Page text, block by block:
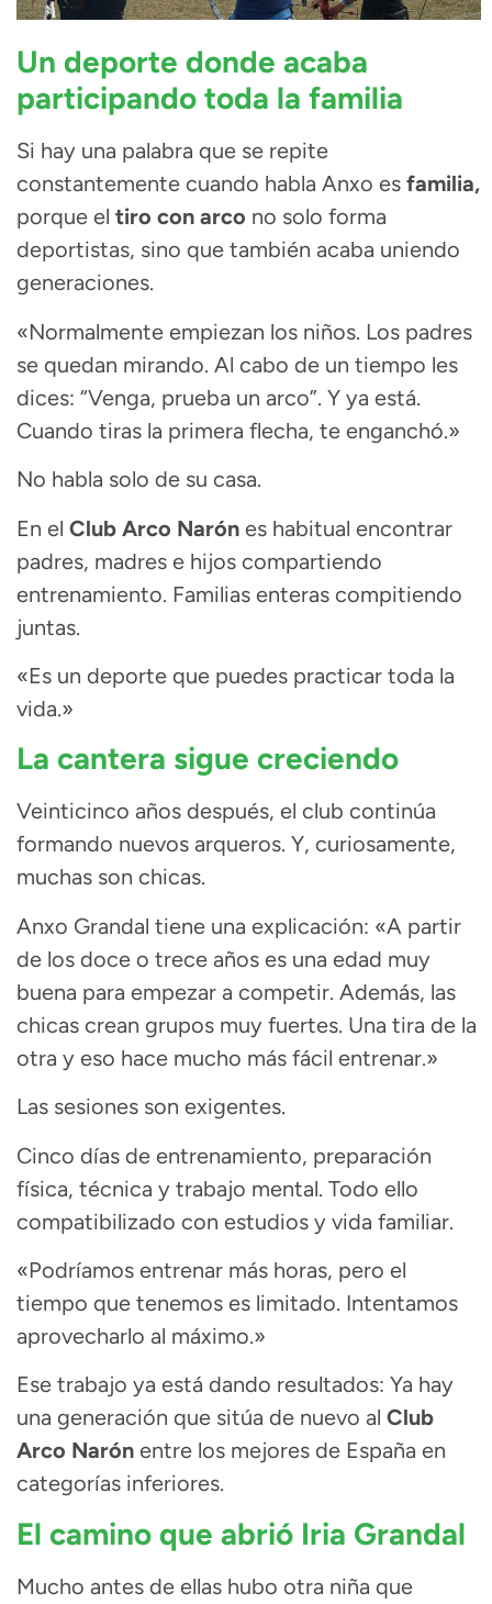
Un deporte donde acaba
participando toda la familia
Si hay una palabra que se repite
constantemente cuando habla Anxo es familia,
porque el tiro con arco no solo forma
deportistas, sino que también acaba uniendo
generaciones.
«Normalmente empiezan los niños. Los padres
se quedan mirando. Al cabo de un tiempo les
dices: “Venga, prueba un arco”. Y ya está.
Cuando tiras la primera flecha, te enganchó.»
No habla solo de su casa.
En el Club Arco Narón es habitual encontrar
padres, madres e hijos compartiendo
entrenamiento. Familias enteras compitiendo
juntas.
«Es un deporte que puedes practicar toda la
vida.»
La cantera sigue creciendo
Veinticinco años después, el club continúa
formando nuevos arqueros. Y, curiosamente,
muchas son chicas.
Anxo Grandal tiene una explicación: «A partir
de los doce o trece años es una edad muy
buena para empezar a competir. Además, las
chicas crean grupos muy fuertes. Una tira de la
otra y eso hace mucho más fácil entrenar.»
Las sesiones son exigentes.
Cinco días de entrenamiento, preparación
física, técnica y trabajo mental. Todo ello
compatibilizado con estudios y vida familiar.
«Podríamos entrenar más horas, pero el
tiempo que tenemos es limitado. Intentamos
aprovecharlo al máximo.»
Ese trabajo ya está dando resultados: Ya hay
una generación que sitúa de nuevo al Club
Arco Narón entre los mejores de España en
categorías inferiores.
El camino que abrió Iria Grandal
Mucho antes de ellas hubo otra niña que